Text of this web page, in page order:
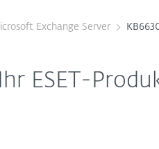
Exchange Server
ESET-